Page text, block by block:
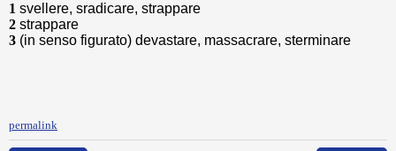
1 svellere, sradicare, strappare
2 strappare
3 (in senso figurato) devastare, massacrare, sterminare
permalink